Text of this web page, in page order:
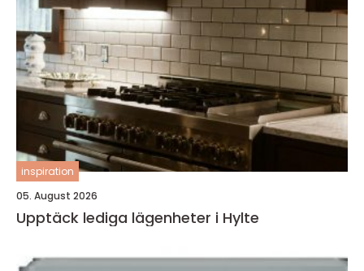
inspiration
05. August 2026
Upptäck lediga lägenheter i Hylte